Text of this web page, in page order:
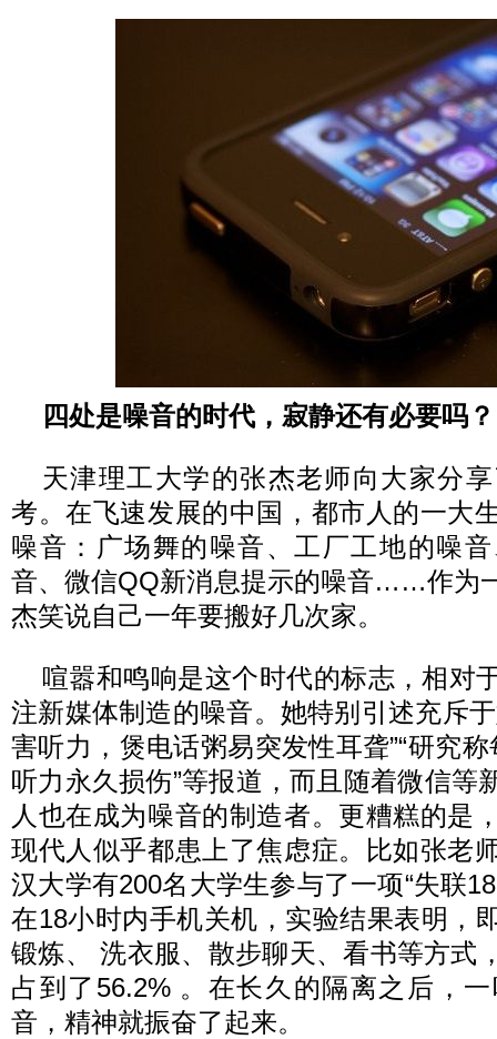
四处是噪音的时代，寂静还有必要吗？
天津理工大学的张杰老师向大家分
考。在飞速发展的中国，都市人的一大
噪音：广场舞的噪音、工厂工地的噪
音、微信QQ新消息提示的噪音……作为
杰笑说自己一年要搬好几次家。
喧嚣和鸣响是这个时代的标志，相对
注新媒体制造的噪音。她特别引述充斥
害听力，煲电话粥易突发性耳聋”“研究
听力永久损伤”等报道，而且随着微信等
人也在成为噪音的制造者。更糟糕的是
现代人似乎都患上了焦虑症。比如张老
汉大学有200名大学生参与了一项“失联
在18小时内手机关机，实验结果表明，
锻炼、 洗衣服、散步聊天、看书等方式
占到了56.2% 。在长久的隔离之后，
音，精神就振奋了起来。